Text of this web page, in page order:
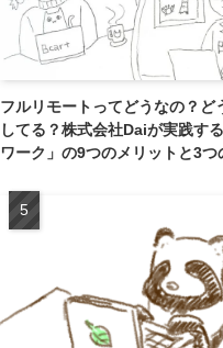
フルリモートってどうなの？ど
してる？株式会社Daiが実践す
ワーク」の9つのメリットと3つ